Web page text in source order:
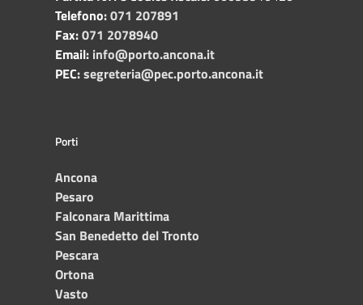
Telefono:071 207891
Fax:071 2078940
Email: info@porto.ancona.it
PEC:segreteria@pec.porto.ancona.it
Porti
Ancona
Pesaro
Falconara Marittima
San Benedetto del Tronto
Pescara
Ortona
Vasto